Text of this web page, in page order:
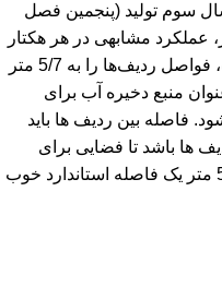
سوم تولید (پنجمین فصل
عملکرد مشابهی در هر هکتار
دارند. اگر آب آبیاری در دسترس نیست، فواصل ردیف‌ها را به 5/7 متر
منبع دخیره آب برای
فاصله بین ردیف ها باید
ردیف ها باشد تا فضایی برای
تجهیزات فراهم شود. فاصله 5/5 در 5/7 متر یک فاصله استاندارد خوب